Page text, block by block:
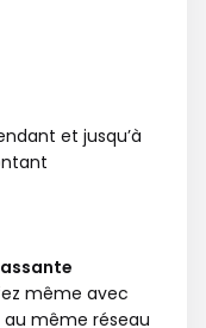
et jusqu’à
même avec
même réseau